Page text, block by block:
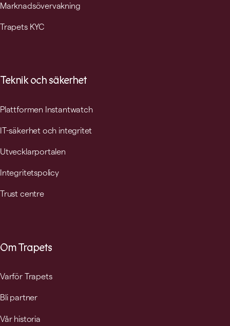
Marknadsövervakning
Trapets KYC
Teknik och säkerhet
Plattformen Instantwatch
IT-säkerhet och integritet
Utvecklarportalen
Integritetspolicy
Trust centre
Om Trapets
Varför Trapets
Bli partner
Vår historia